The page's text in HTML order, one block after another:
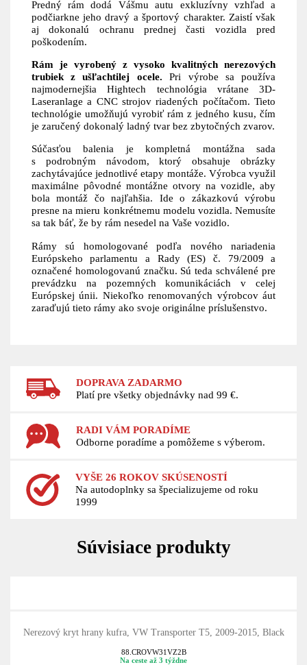
Predný rám dodá Vášmu autu exkluzívny vzhľad a
podčiarkne jeho dravý a športový charakter. Zaistí však
aj dokonalú ochranu prednej časti vozidla pred
poškodením.
Rám je vyrobený z vysoko kvalitných nerezových
trubiek z ušľachtilej ocele. Pri výrobe sa používa
najmodernejšia Hightech technológia vrátane 3D-
Laseranlage a CNC strojov riadených počítačom. Tieto
technológie umožňujú vyrobiť rám z jedného kusu, čím
je zaručený dokonalý ladný tvar bez zbytočných zvarov.
Súčasťou balenia je kompletná montážna sada
s podrobným návodom, ktorý obsahuje obrázky
zachytávajúce jednotlivé etapy montáže. Výrobca využil
maximálne pôvodné montážne otvory na vozidle, aby
bola montáž čo najľahšia. Ide o zákazkovú výrobu
presne na mieru konkrétnemu modelu vozidla. Nemusíte
sa tak báť, že by rám nesedel na Vaše vozidlo.
Rámy sú homologované podľa nového nariadenia
Európskeho parlamentu a Rady (ES) č. 79/2009 a
označené homologovanú značku. Sú teda schválené pre
prevádzku na pozemných komunikáciách v celej
Európskej únii. Niekoľko renomovaných výrobcov áut
zaraďujú tieto rámy ako svoje originálne príslušenstvo.
DOPRAVA ZADARMO
Platí pre všetky objednávky nad 99 €.
RADI VÁM PORADÍME
Odborne poradíme a pomôžeme s výberom.
VYŠE 26 ROKOV SKÚSENOSTÍ
Na autodoplnky sa špecializujeme od roku
1999
Súvisiace produkty
Nerezový kryt hrany kufra, VW Transporter T5, 2009-2015, Black
88.CROVW31VZ2B
Na ceste až 3 týždne